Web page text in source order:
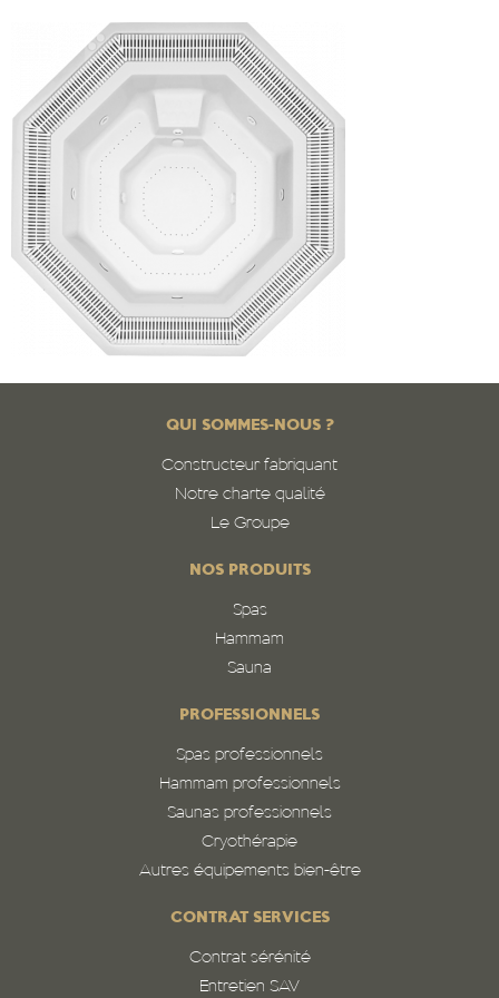
QUI SOMMES-NOUS ?
Constructeur fabriquant
Notre charte qualité
Le Groupe
NOS PRODUITS
Spas
Hammam
Sauna
PROFESSIONNELS
Spas professionnels
Hammam professionnels
Saunas professionnels
Cryothérapie
Autres équipements bien-être
CONTRAT SERVICES
Contrat sérénité
Entretien SAV